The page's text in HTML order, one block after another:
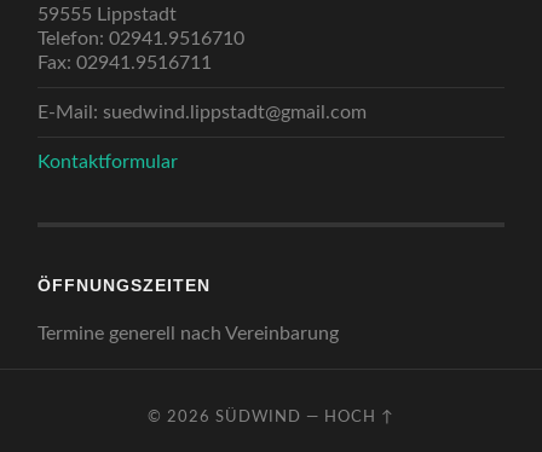
59555 Lippstadt
Telefon: 02941.9516710
Fax: 02941.9516711
E-Mail: suedwind.lippstadt@gmail.com
Kontaktformular
ÖFFNUNGSZEITEN
Termine generell nach Vereinbarung
© 2026 SÜDWIND — HOCH ↑